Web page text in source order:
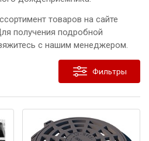
товаров на сайте
получения подробной
с нашим менеджером.
Фильтры